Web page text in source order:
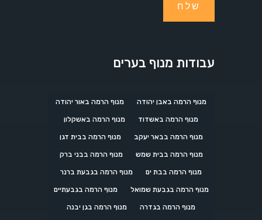
שלח
עבודות מנוף בערים
מנוף הרמה באבן יהודה מנוף הרמה באור יהודה
מנוף הרמה באשדוד מנוף הרמה באשקלון
מנוף הרמה בבאר יעקב מנוף הרמה בבית דגן
מנוף הרמה בבית שמש מנוף הרמה בבני ברק
מנוף הרמה בבת ים מנוף הרמה בגבעת ברנר
מנוף הרמה בגבעת שמואל מנוף הרמה בגבעתיים
מנוף הרמה בגדרה מנוף הרמה בגן יבנה